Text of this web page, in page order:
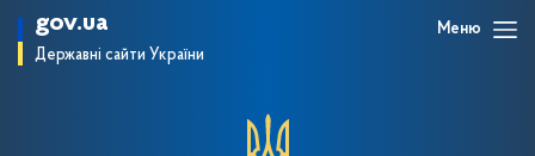
gov.ua
Державні сайти України
Меню